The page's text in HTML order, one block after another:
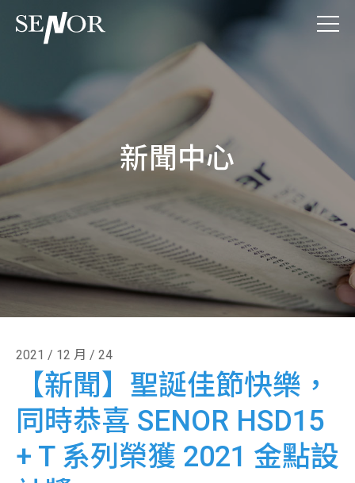
新聞中心
2021 / 12 月 / 24
【新聞】聖誕佳節快樂，
同時恭喜 SENOR HSD15
+ T 系列榮獲 2021 金點設